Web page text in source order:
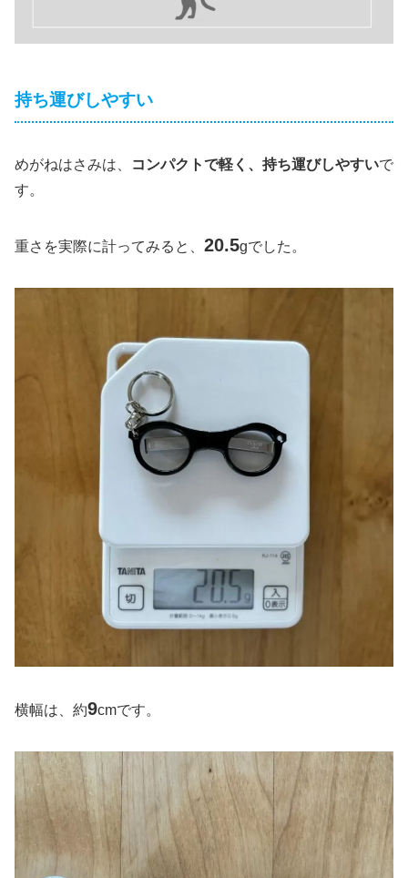
持ち運びしやすい
めがねはさみは、 コンパクトで軽く、持ち運びしやすいで
す。
重さを実際に計ってみると、 20.5gでした。
横幅は、約9cmです。